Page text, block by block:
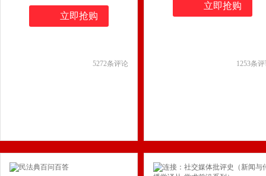
5272条评论
立即抢购
1253条
立即抢购